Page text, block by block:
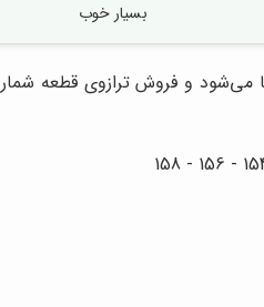
بسیار خوب
می‌شود و فروش ترازوی قطعه شمار